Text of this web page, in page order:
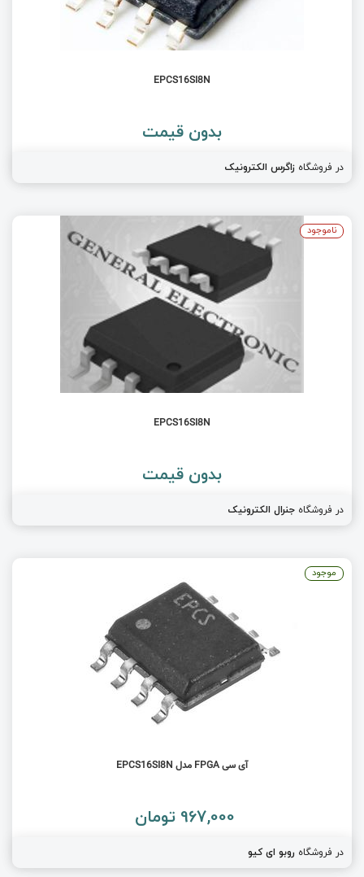
EPCS16SI8N
بدون قیمت
در فروشگاه زاگرس الکترونیک
EPCS16SI8N
بدون قیمت
در فروشگاه جنرال الکترونیک
ناموجود
آی سی FPGA مدل EPCS16SI8N
967,000 تومان
در فروشگاه روبو ای کیو
موجود